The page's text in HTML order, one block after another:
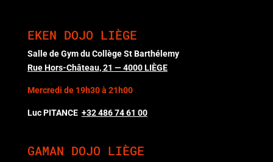
EKEN DOJO LIÈGE
Salle de Gym du Collège St Barthélemy
Rue Hors-Château, 21 — 4000 LIÈGE
Mercredi de 19h30 à 21h00
Luc PITANCE +32 486 74 61 00
GAMAN DOJO LIÈGE